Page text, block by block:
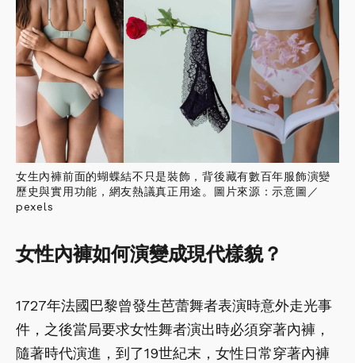
女生內褲前面的蝴蝶結不只是裝飾，背後藏有數百年服飾演變
歷史與實用功能，網友熱議真正用途。圖片來源：示意圖／
pexels
女性內褲如何演變成現代樣貌？
1727年法國巴黎曾發生芭蕾舞者表演時意外走光事
件，之後當局要求女性舞者演出時必須穿著內褲，
隨著時代演進，到了19世紀末，女性日常穿著內褲